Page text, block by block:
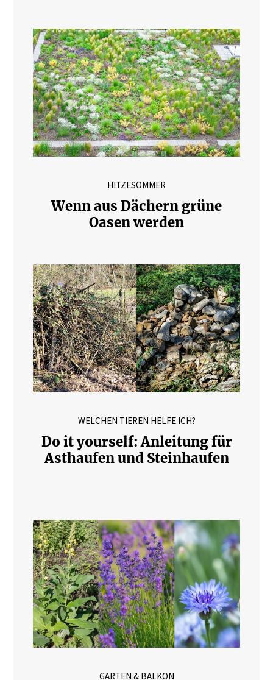
HITZESOMMER
Wenn aus Dächern grüne
Oasen werden
WELCHEN TIEREN HELFE ICH?
Do it yourself: Anleitung für
Asthaufen und Steinhaufen
GARTEN & BALKON